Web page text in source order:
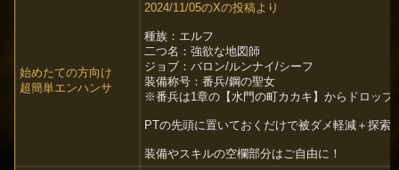
始めたての方向け
超簡単エンハンサ
2024/11/05のXの投稿より
種族：エルフ
二つ名：強欲な地図師
ジョブ：バロン/ルンナイ/シーフ
装備称号：番兵/鋼の聖女
※番兵は1章の【水門の町カカキ】からドロップ
PTの先頭に置いておくだけで被ダメ軽減＋探索
装備やスキルの空欄部分はご自由に！